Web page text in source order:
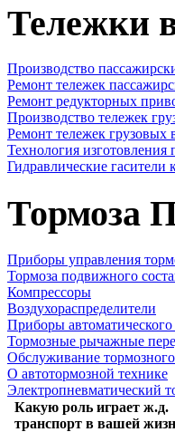
Тележки
Производство
Ремонт тележек
Ремонт редукторных
Производство тележек
Ремонт тележек грузовых
Технология изготовления
Гидравлические гасители
Тормоза
Приборы управления
Тормоза подвижного
Компрессоры
Воздухораспределители
Приборы автоматического
Тормозные рычажные
Обслуживание
О автотормозной технике
Электропневматический
Какую роль играет ж.д.
транспорт в вашей